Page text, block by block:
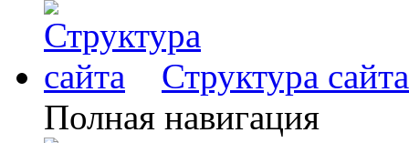
Структура сайта
Полная навигация